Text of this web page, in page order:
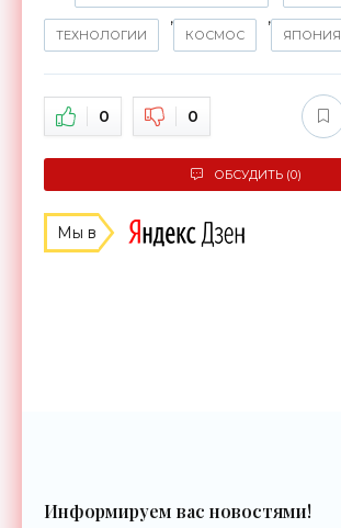
ТЕХНОЛОГИИ
,
КОСМОС
,
ЯПОНИЯ
0 0
ОБСУДИТЬ (0)
Мы в
Информируем вас новостями!